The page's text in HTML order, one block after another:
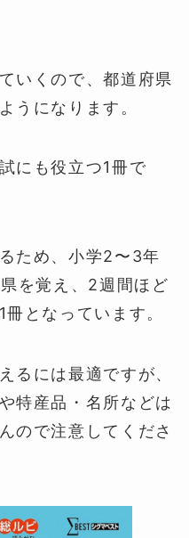
いくので、都道府県
うになります。
にも役立つ1冊で
ため、小学2〜3年
を覚え、2週間ほど
となっています。
るには最適ですが、
特産品・名所などは
ので注意してくださ